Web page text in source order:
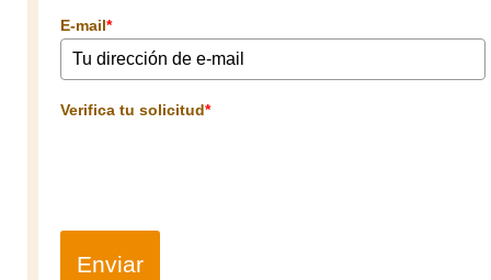
E-mail*
Verifica tu solicitud*
Enviar